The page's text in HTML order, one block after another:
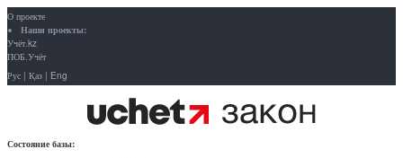
О проекте
Наши проекты:
Учёт.kz
ПОБ.Учёт
Рус | Қаз | Eng
Состояние базы: